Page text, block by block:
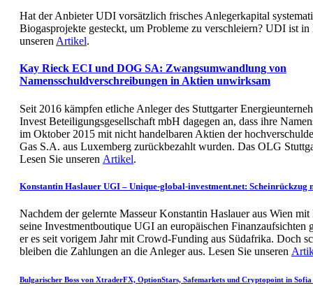
Hat der Anbieter UDI vorsätzlich frisches Anlegerkapital
Biogasprojekte gesteckt, um Probleme zu verschleiern? UDI ist
unseren Artikel.
Kay Rieck ECI und DOG SA: Zwangsumwandlung von
Namensschuldverschreibungen in Aktien unwirksam
Seit 2016 kämpfen etliche Anleger des Stuttgarter
Invest Beteiligungsgesellschaft mbH dagegen an, dass ihre
im Oktober 2015 mit nicht handelbaren Aktien der
Gas S.A. aus Luxemberg zurückbezahlt wurden. Das OLG
Lesen Sie unseren Artikel.
Konstantin Haslauer UGI – Unique-global-investment.net: Scheinrückzug
Nachdem der gelernte Masseur Konstantin Haslauer aus Wien
seine Investmentboutique UGI an europäischen Finanzaufsichten
er es seit vorigem Jahr mit Crowd-Funding aus Südafrika. Doch
bleiben die Zahlungen an die Anleger aus. Lesen Sie unseren
Bulgarischer Boss von XtraderFX, OptionStars, Safemarkets und Cryptopoint in